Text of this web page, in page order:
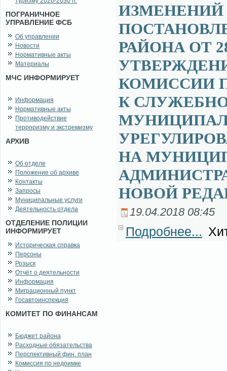
ПОГРАНИЧНОЕ
УПРАВЛЕНИЕ ФСБ
Об управлении
Новости
Нормативные акты
Материалы
МЧС ИНФОРМИРУЕТ
Информация
Нормативные акты
Противодействие
терроризму и экстремизму
АРХИВ
Об отделе
Положение об архиве
Контакты
Запросы
Муниципальные услуги
Деятельность отдела
ОТДЕЛЕНИЕ ПОЛИЦИИ
ИНФОРМИРУЕТ
Историческая справка
Персоны
Розыск
Отчёт о деятельности
Информация
Миграционный пункт
Госавтоинспекция
КОМИТЕТ ПО ФИНАНСАМ
Бюджет района
Расходные обязательства
Перспективный фин. план
Комиссия по недоимке
ИЗМЕНЕНИЙ
РАЙОНА ОТ
КОМИССИИ
К
НА
НОВОЙ
19.04.2018 08:45
Подробнее...